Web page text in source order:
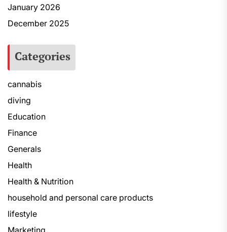
January 2026
December 2025
Categories
cannabis
diving
Education
Finance
Generals
Health
Health & Nutrition
household and personal care products
lifestyle
Marketing